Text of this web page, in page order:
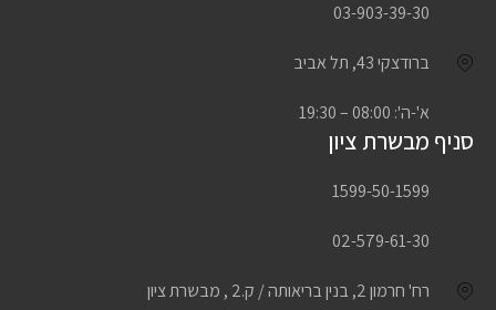
03-903-39-30
ברודצקי 43, תל אביב
א'-ה': 08:00 – 19:30
סניף מבשרת ציון
1599-50-1599
02-579-61-30
רח' חרמון 2, בנין בריאותה / ק.2 , מבשרת ציון